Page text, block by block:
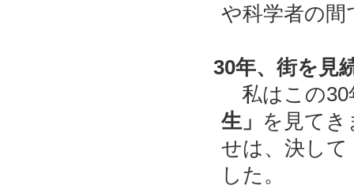
や科学者の
30年、街を見
私はこの30
生」 を見て
せは、決して
した。